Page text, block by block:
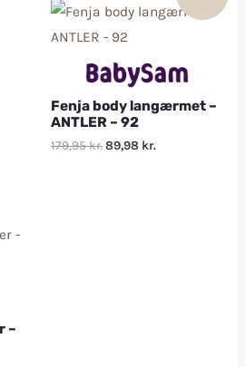
Fenja body langærmet –
ANTLER – 92
179,95kr.89,98 kr.
–